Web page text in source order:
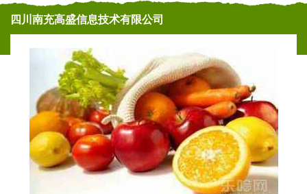
四川南充高盛信息技术有限公司